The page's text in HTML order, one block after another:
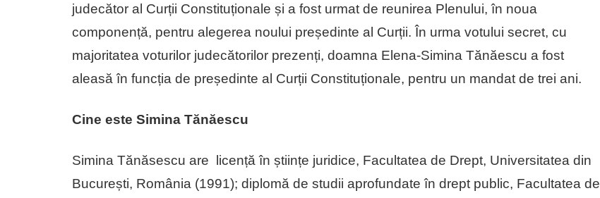
judecător al Curții Constituționale și a fost urmat de reunirea Plenului, în noua
componență, pentru alegerea noului președinte al Curții. În urma votului secret, cu
majoritatea voturilor judecătorilor prezenți, doamna Elena-Simina Tănăescu a fost
aleasă în funcția de președinte al Curții Constituționale, pentru un mandat de trei ani.
Cine este Simina Tănăescu
Simina Tănăsescu are licență în științe juridice, Facultatea de Drept, Universitatea din
București, România (1991); diplomă de studii aprofundate în drept public, Facultatea de